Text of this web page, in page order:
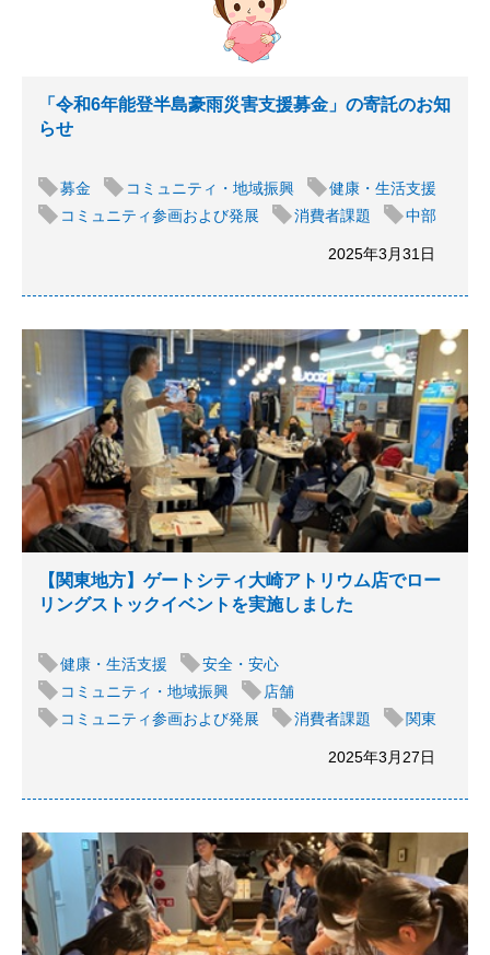
「令和6年能登半島豪雨災害支援募金」の寄託のお知
らせ
募金 コミュニティ・地域振興
健康・生活支援
コミュニティ参画および発展
消費者課題 中部
2025年3月31日
【関東地方】ゲートシティ大崎アトリウム店でロー
リングストックイベントを実施しました
健康・生活支援
安全・安心
コミュニティ・地域振興
店舗
コミュニティ参画および発展
消費者課題 関東
2025年3月27日